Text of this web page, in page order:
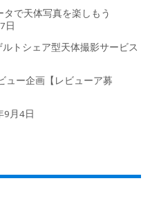
で天体写真を楽しもう
日
ルトシェア型天体撮影サービス
ュー企画【レビューア募
9月4日